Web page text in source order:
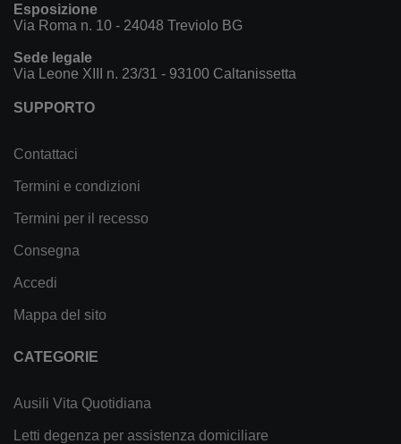
Esposizione
Via Roma n. 10 - 24048 Treviolo BG
Sede legale
Via Leone XIII n. 23/31 - 93100 Caltanissetta
SUPPORTO
Contattaci
Termini e condizioni
Termini per il recesso
Consegna
Accedi
Mappa del sito
CATEGORIE
Ausili Vita Quotidiana
Letti degenza per assistenza domiciliare